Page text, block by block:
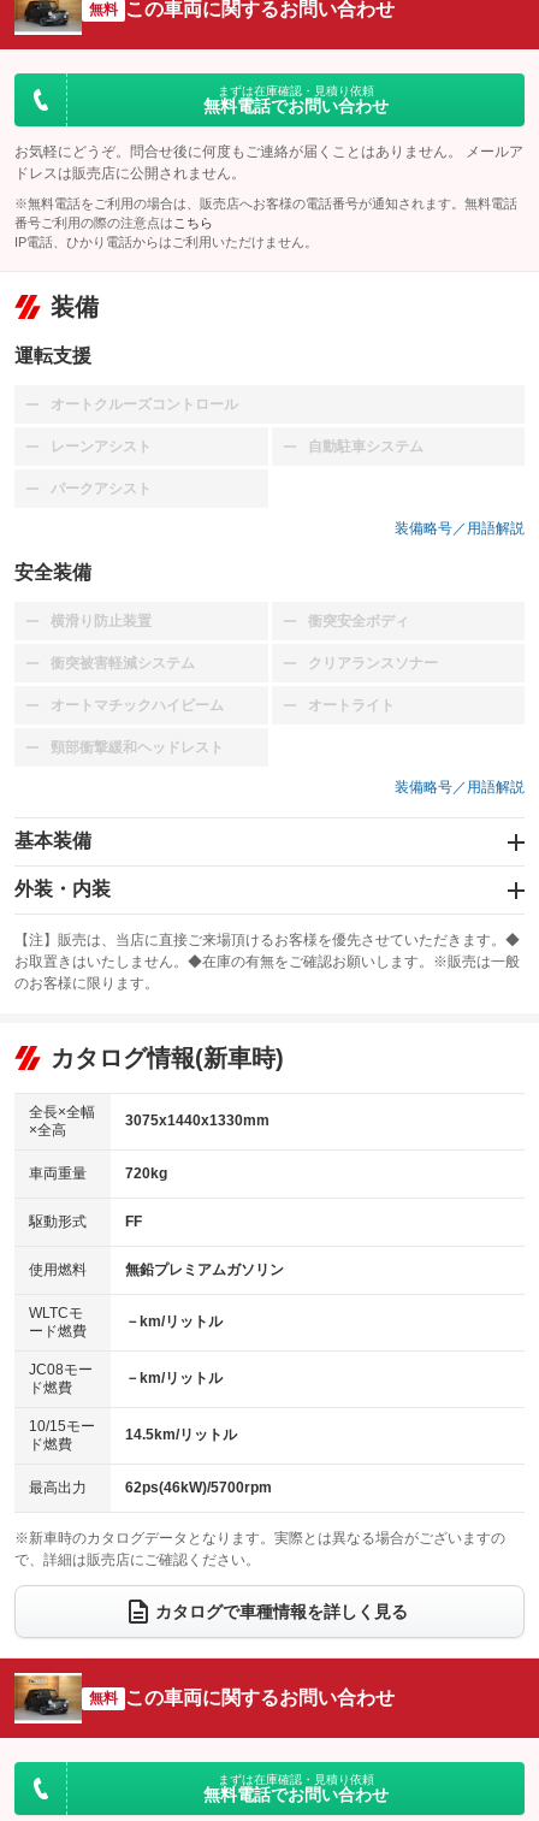
無料 この車両に関するお問い合わせ
まずは在庫確認・見積り依頼
無料電話でお問い合わせ
お気軽にどうぞ。問合せ後に何度もご連絡が届くことはありません。 メールア
ドレスは販売店に公開されません。
※無料電話をご利用の場合は、販売店へお客様の電話番号が通知されます。無料電話
番号ご利用の際の注意点は こちら
IP電話、ひかり電話からはご利用いただけません。
装備
運転支援
オートクルーズコントロール
：装備なし
レーンアシスト
：装備なし 自動駐車システム
：装備なし
パークアシスト
：装備なし
装備略号／用語解説
安全装備
横滑り防止装置
：装備なし 衝突安全ボディ
：装備なし
衝突被害軽減システム
：装備なし クリアランスソナー
：装備なし
オートマチックハイビーム
：装備なし オートライト
：装備なし
頸部衝撃緩和ヘッドレスト
：装備なし
装備略号／用語解説
基本装備
エアバッグ：運転席
：装備あり
：装備なし
サンルーフ
：装備なし ABS
リフトアップ
：装備なし
：装備なし
パワーウィンドウ
アイドリングストップ
：装備なし
USB入力端子
：装備なし
100V電源
：装備なし
センターデフロック
：装備なし
電動格納ミラー
：装備なし
外装・内装
カーナビ
：装備なし
TV
：装備なし
ビジュアル
：装備なし
：装備あり
革シート
キーレス
HID(キセノンライト)
：装備なし
バックカメラ
：装備なし
エアロ
：装備なし
：装備なし
パワーシート
ベンチシート
：装備なし
チップアップシート
：装備なし
：装備なし ：装備なし
ウォークスルー
：装備なし
電動リアゲート フロントカメラ
：装備なし
：装備なし ：装備なし
サイドカメラ
：装備なし ルーフレール
：装備なし
：装備なし
：装備なし
【注】販売は、当店に直接ご来場頂けるお客様を優先させていただきます。◆
お取置きはいたしません。◆在庫の有無をご確認お願いします。※販売は一般
のお客様に限ります。
カタログ情報(新車時)
全長×全幅
×全高
3075x1440x1330mm
車両重量 720kg
駆動形式 FF
使用燃料 無鉛プレミアムガソリン
WLTCモ
ード燃費
－km/リットル
JC08モー
ド燃費
－km/リットル
10/15モー
ド燃費
14.5km/リットル
最高出力 62ps(46kW)/5700rpm
※新車時のカタログデータとなります。実際とは異なる場合がございますの
で、詳細は販売店にご確認ください。
カタログで車種情報を詳しく見る
無料 この車両に関するお問い合わせ
まずは在庫確認・見積り依頼
無料電話でお問い合わせ